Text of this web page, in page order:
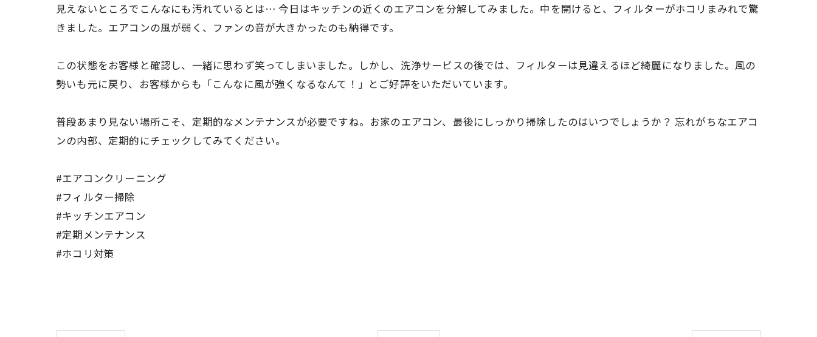
見えないところでこんなにも汚れているとは… 今日はキッチンの近くのエアコンを分解してみました。中を開けると、フィルターがホコリまみれで驚
きました。エアコンの風が弱く、ファンの音が大きかったのも納得です。
この状態をお客様と確認し、一緒に思わず笑ってしまいました。しかし、洗浄サービスの後では、フィルターは見違えるほど綺麗になりました。風の
勢いも元に戻り、お客様からも「こんなに風が強くなるなんて！」とご好評をいただいています。
普段あまり見ない場所こそ、定期的なメンテナンスが必要ですね。お家のエアコン、最後にしっかり掃除したのはいつでしょうか？ 忘れがちなエアコ
ンの内部、定期的にチェックしてみてください。
#エアコンクリーニング
#フィルター掃除
#キッチンエアコン
#定期メンテナンス
#ホコリ対策